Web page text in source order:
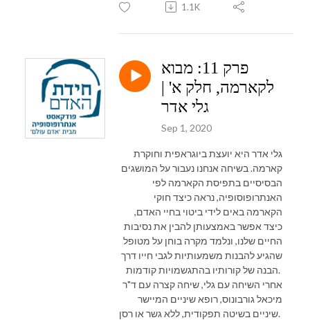
1.1K
פרק 11: מבוא
לקארמה, חלק א' |
גלי אדר
Sep 1, 2020
גלי אדר היא יועצת ביוגראפית וחוקרת
קארמה. בשיחה אנחנו נעבור על המושגים
הבסיסיים בתפיסת הקארמה לפי
האנתרופוסופיה, נראה כיצד חוקי
הקארמה באים לידי ביטוי בחיי האדם,
כיצד אפשר באמצעותן להבין את נסיבות
החיים שלנו, ונלמד מקרה בוחן על מטופל
שהגיע להבנות משמעותיות לגבי חייו דרך
הבנה של קורותיו בהתגשמויות קודמות.
אחרי השיחה עם גלי, שיחה קצרה עם ד"ר
מיכאל גורבונוס, רופא שיניים המיישר
שיניים בשיטה תפקודית, ללא גשר או רסן.